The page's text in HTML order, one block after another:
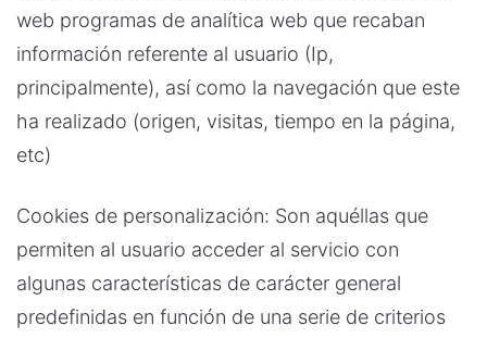
web programas de analítica web que recaban
información referente al usuario (Ip,
principalmente), así como la navegación que este
ha realizado (origen, visitas, tiempo en la página,
etc)
Cookies de personalización: Son aquéllas que
permiten al usuario acceder al servicio con
algunas características de carácter general
predefinidas en función de una serie de criterios